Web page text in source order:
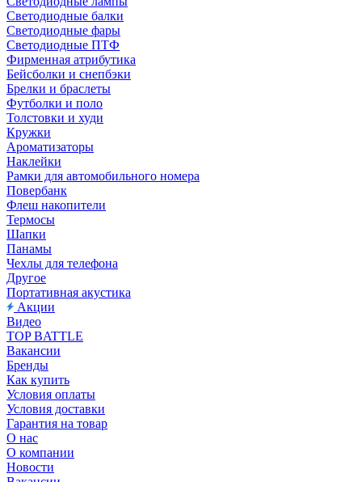
Светодиодные балки
Светодиодные фары
Светодиодные ПТФ
Фирменная атрибутика
Бейсболки и снепбэки
Брелки и браслеты
Футболки и поло
Толстовки и худи
Кружки
Ароматизаторы
Наклейки
Рамки для автомобильного номера
Повербанк
Флеш накопители
Термосы
Шапки
Панамы
Чехлы для телефона
Другое
Портативная акустика
Акции
Видео
TOP BATTLE
Вакансии
Бренды
Как купить
Условия оплаты
Условия доставки
Гарантия на товар
О нас
О компании
Новости